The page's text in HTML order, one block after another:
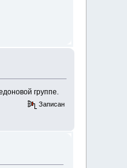
группе.
Записан